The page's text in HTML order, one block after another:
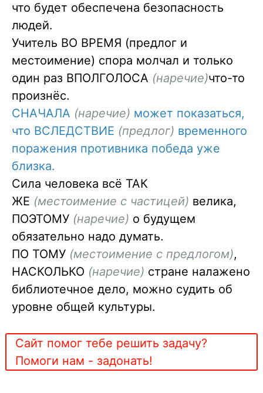
что будет обеспечена безопасность
людей.
Учитель ВО ВРЕМЯ (предлог и
местоимение) спора молчал и только
один раз ВПОЛГОЛОСА (наречие)что-то
произнёс.
СНАЧАЛА (наречие) может показаться,
что ВСЛЕДСТВИЕ (предлог) временного
поражения противника победа уже
близка.
Сила человека всё ТАК
ЖЕ (местоимение с частицей) велика,
ПОЭТОМУ (наречие) о будущем
обязательно надо думать.
ПО ТОМУ (местоимение с предлогом),
НАСКОЛЬКО (наречие) стране налажено
библиотечное дело, можно судить об
уровне общей культуры.
Сайт помог тебе решить задачу?
Помоги нам - задонать!